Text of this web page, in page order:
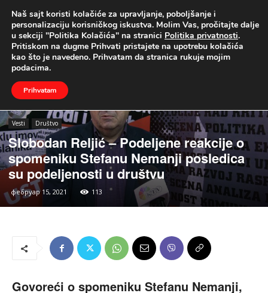
UŽIVO
Naslovna Vesti Društvo
Vesti Društvo
Slobodan Reljić – Podeljene reakcije o
spomeniku Stefanu Nemanji posledica
su podeljenosti u društvu
фебруар 15, 2021 113
Govoreći o spomeniku Stefanu Nemanji,
Naš sajt koristi kolačiće za upravljanje, poboljšanje i
personalizaciju korisničkog iskustva. Molim Vas, pročitajte dalje
u sekciji "Politika Kolačića" na stranici Politika privatnosti.
Pritiskom na dugme Prihvati pristajete na upotrebu kolačića
kao što je navedeno. Prihvatam da stranica rukuje mojim
podacima.
Prihvatam